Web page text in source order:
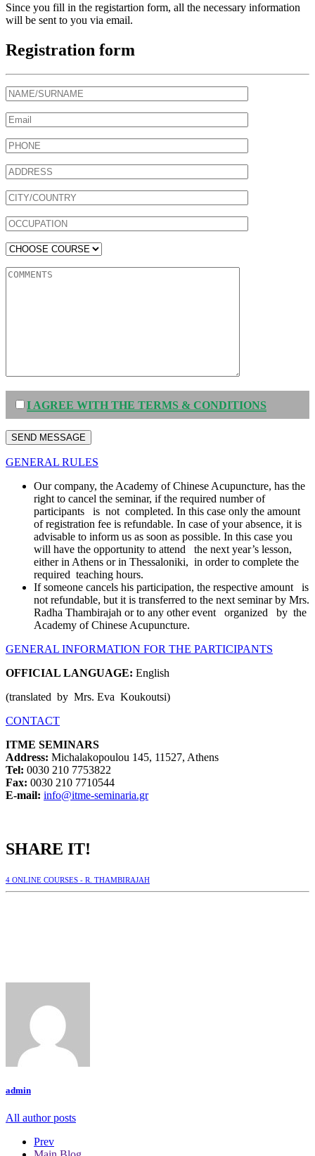
Since you fill in the registartion form, all the necessary information
will be sent to you via email.
Registration form
I AGREE WITH THE TERMS & CONDITIONS
GENERAL RULES
Our company, the Academy of Chinese Acupuncture, has the
right to cancel the seminar, if the required number of
participants is not completed. In this case only the amount
of registration fee is refundable. In case of your absence, it is
advisable to inform us as soon as possible. In this case you
will have the opportunity to attend the next year’s lesson,
either in Athens or in Thessaloniki, in order to complete the
required teaching hours.
If someone cancels his participation, the respective amount is
not refundable, but it is transferred to the next seminar by Mrs.
Radha Thambirajah or to any other event organized by the
Academy of Chinese Acupuncture.
GENERAL INFORMATION FOR THE PARTICIPANTS
OFFICIAL LANGUAGE: English
(translated by Mrs. Eva Koukoutsi)
CONTACT
ΙΤΜΕ SEMINARS
Address: Michalakopoulou 145, 11527, Athens
Tel: 0030 210 7753822
Fax: 0030 210 7710544
Ε-mail: info@itme-seminaria.gr
SHARE IT!
4 ONLINE COURSES - R. THAMBIRAJAH
admin
All author posts
Prev